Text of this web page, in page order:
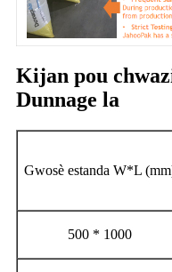
Kijan pou
Dunnage la
Gwosè estanda W*L
500 * 1000